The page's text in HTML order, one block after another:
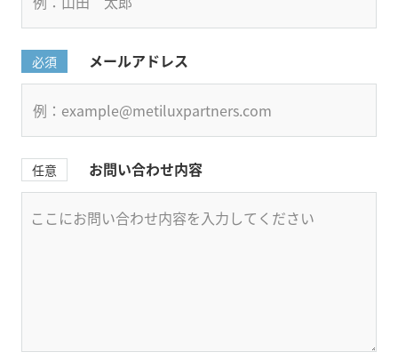
必須 メールアドレス
任意 お問い合わせ内容